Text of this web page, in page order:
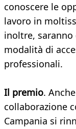
conoscere le
lavoro in
inoltre,
modalità di
professionali.
Il premio.
collaborazione
Campania si